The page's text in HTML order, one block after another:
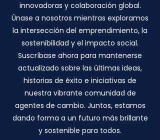
innovadoras y colaboración global.
Únase a nosotros mientras exploramos
la intersección del emprendimiento, la
sostenibilidad y el impacto social.
Suscríbase ahora para mantenerse
actualizado sobre las últimas ideas,
historias de éxito e iniciativas de
nuestra vibrante comunidad de
agentes de cambio. Juntos, estamos
dando forma a un futuro más brillante
y sostenible para todos.